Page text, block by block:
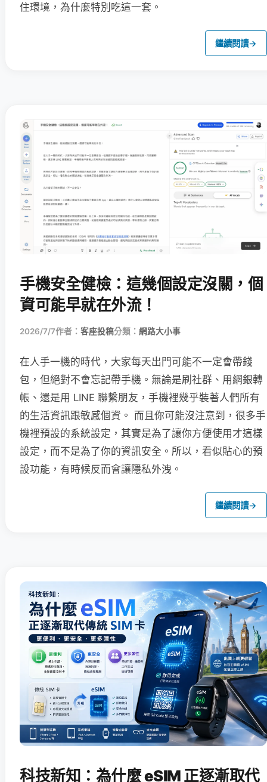
住環境，為什麼特別吃這一套。
繼續閱讀→
手機安全健檢：這幾個設定沒關，個
資可能早就在外流！
2026/7/7作者： 客座投稿分類： 網路大小事
在人手一機的時代，大家每天出門可能不一定會帶錢
包，但絕對不會忘記帶手機。無論是刷社群、用網銀轉
帳、還是用 LINE 聯繫朋友，手機裡幾乎裝著人們所有
的生活資訊跟敏感個資。 而且你可能沒注意到，很多手
機裡預設的系統設定，其實是為了讓你方便使用才這樣
設定，而不是為了你的資訊安全。所以，看似貼心的預
設功能，有時候反而會讓隱私外洩。
繼續閱讀→
科技新知：為什麼 eSIM 正逐漸取代